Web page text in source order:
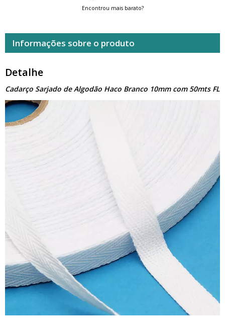
Encontrou mais barato?
Informações sobre o produto
Detalhe
Cadarço Sarjado de Algodão Haco Branco 10mm com 50mts FL